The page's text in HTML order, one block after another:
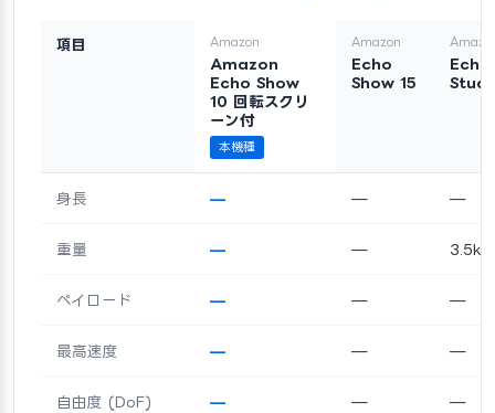
項目 Amazon
Amazon
Echo Show
10 回転スクリ
ーン付
本機種
Amazon
Echo
Show 15
Echo
身長 — — —
重量 — — 3.5kg
ペイロード — — —
最高速度 — — —
自由度 (DoF) — — —